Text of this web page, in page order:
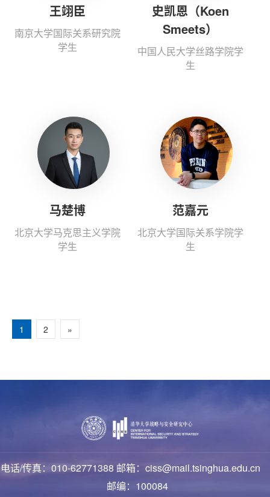
王翊臣
南京大学国际关系研究院
学生
史凯恩（Koen
Smeets）
中国人民大学丝路学院学
生
马楚博
北京大学马克思主义学院
学生
范嘉元
北京大学国际关系学院学
生
1 2 »
电话/传真：010-62771388 邮箱：ciss@mail.tsinghua.edu.cn
邮编：100084